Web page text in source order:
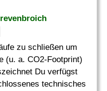
zu schließen um
(u. a. CO2-Footprint)
Du verfügst
technisches